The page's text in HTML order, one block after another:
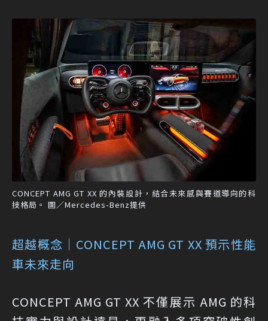
CONCEPT AMG GT XX 的內裝設計，結合未來感與賽道導向的科
技格局。 圖／Mercedes-Benz提供
超越概念｜CONCEPT AMG GT XX 預示性能
車未來走向
CONCEPT AMG GT XX 不僅展示 AMG 的科